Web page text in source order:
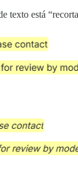
texto está